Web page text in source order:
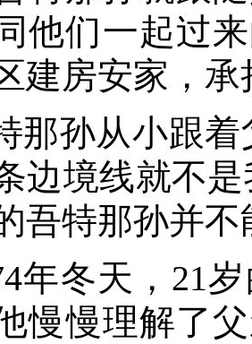
他们一起过
建房安家，
那孙从小跟
边境线就不
吾特那孙并
年冬天，21
慢慢理解了